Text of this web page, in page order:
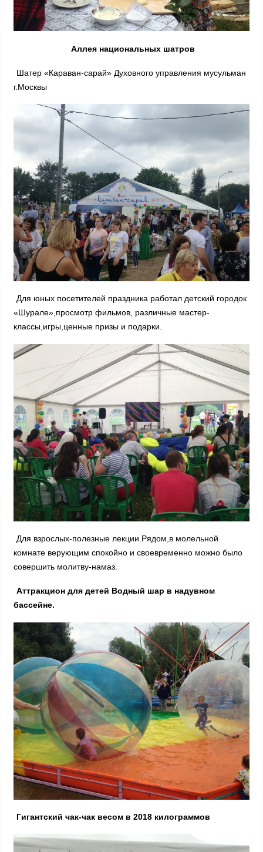
Аллея национальных шатров
Шатер «Караван-сарай» Духовного управления мусульман
г.Москвы
Для юных посетителей праздника работал детский городок
«Шурале»,просмотр фильмов, различные мастер-
классы,игры,ценные призы и подарки.
Для взрослых-полезные лекции.Рядом,в молельной
комнате верующим спокойно и своевременно можно было
совершить молитву-намаз.
Аттракцион для детей Водный шар в надувном
бассейне.
Гигантский чак-чак весом в 2018 килограммов